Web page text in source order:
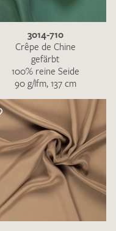
3014-710
Crêpe de Chine
gefärbt
100% reine Seide
90 g/lfm, 137 cm